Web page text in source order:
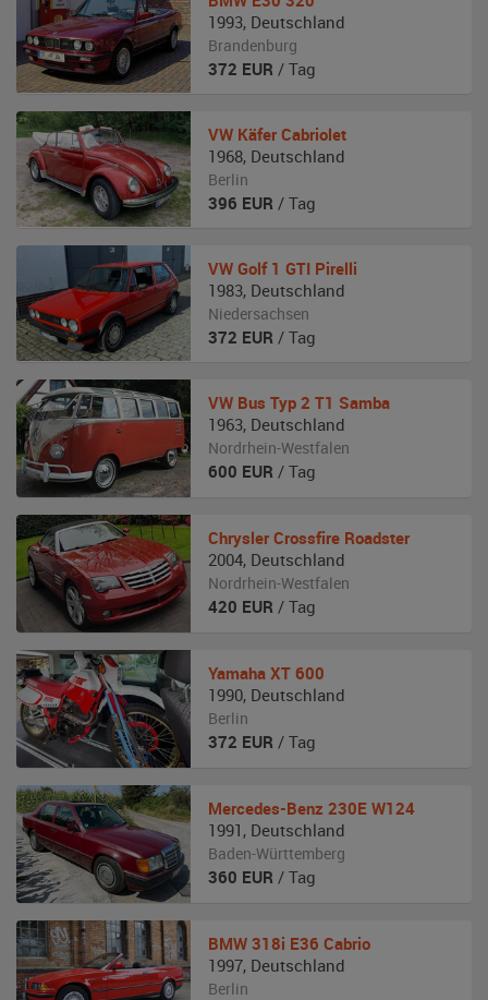
1993, Deutschland
Brandenburg
372 EUR / Tag
VW Käfer Cabriolet
1968, Deutschland
Berlin
396 EUR / Tag
VW Golf 1 GTI Pirelli
1983, Deutschland
Niedersachsen
372 EUR / Tag
VW Bus Typ 2 T1 Samba
1963, Deutschland
Nordrhein-Westfalen
600 EUR / Tag
Chrysler Crossfire Roadster
2004, Deutschland
Nordrhein-Westfalen
420 EUR / Tag
Yamaha XT 600
1990, Deutschland
Berlin
372 EUR / Tag
Mercedes-Benz 230E W124
1991 , Deutschland
Baden-Württemberg
360 EUR / Tag
BMW 318i E36 Cabrio
1997, Deutschland
Berlin